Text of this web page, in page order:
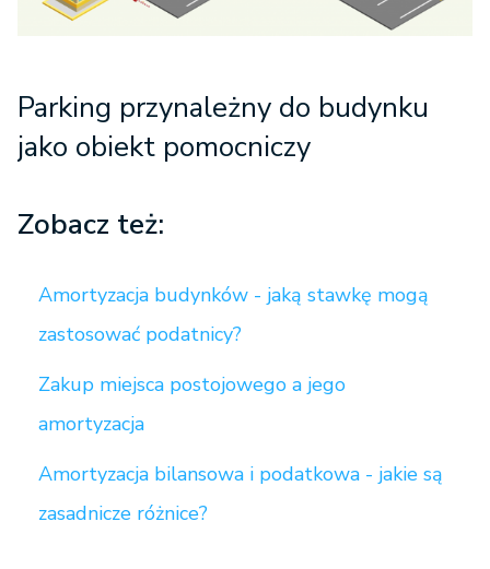
Parking przynależny do budynku
jako obiekt pomocniczy
Zobacz też:
Amortyzacja budynków - jaką stawkę mogą
zastosować podatnicy?
Zakup miejsca postojowego a jego
amortyzacja
Amortyzacja bilansowa i podatkowa - jakie są
zasadnicze różnice?